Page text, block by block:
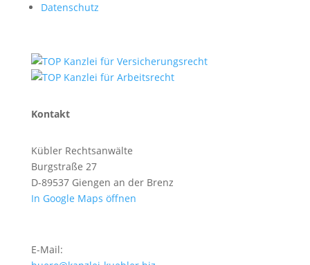
Datenschutz
Kontakt
Kübler Rechtsanwälte
Burgstraße 27
D-89537 Giengen an der Brenz
In Google Maps öffnen
E-Mail: